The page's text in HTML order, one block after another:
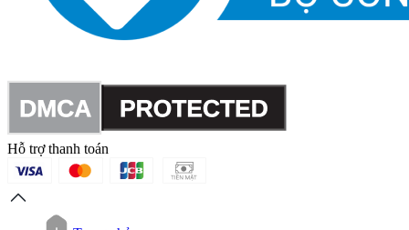
Hỗ trợ thanh toán